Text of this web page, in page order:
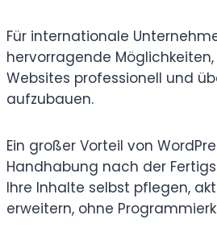
Für internationale
hervorragende
Websites professionell und
aufzubauen.
Ein großer Vorteil von
Handhabung nach der
Ihre Inhalte selbst pflegen,
erweitern, ohne